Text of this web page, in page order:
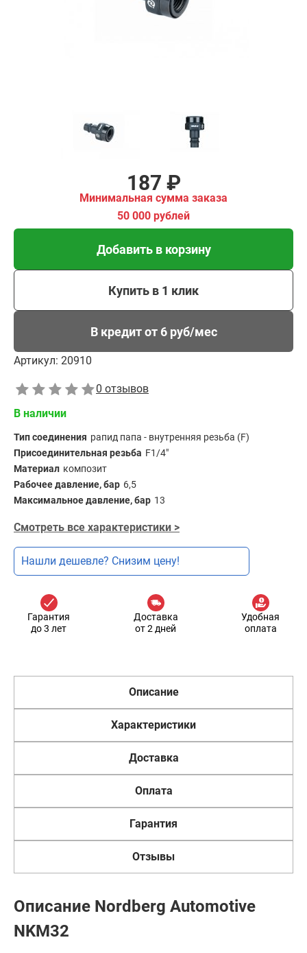
187 ₽
Минимальная сумма заказа
50 000 рублей
Добавить в корзину
Купить в 1 клик
В кредит от 6 руб/мес
Артикул: 20910
0 отзывов
В наличии
Тип соединения рапид папа - внутренняя резьба (F)
Присоединительная резьба F1/4"
Материал композит
Рабочее давление, бар 6,5
Максимальное давление, бар 13
Смотреть все характеристики >
Нашли дешевле? Снизим цену!
Гарантия
до 3 лет
Доставка
от 2 дней
Удобная
оплата
Описание
Характеристики
Доставка
Оплата
Гарантия
Отзывы
Описание Nordberg Automotive
NKM32